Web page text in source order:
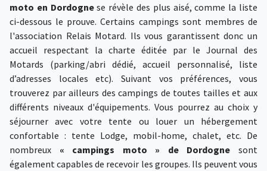
moto en Dordognese révèle des plus aisé, comme la liste
ci-dessous le prouve. Certains campings sont membres de
l'association Relais Motard. Ils vous garantissent donc un
accueil respectant la charte éditée par le Journal des
Motards (parking/abri dédié, accueil personnalisé, liste
d’adresses locales etc). Suivant vos préférences, vous
trouverez par ailleurs des campings de toutes tailles et aux
différents niveaux d'équipements. Vous pourrez au choix y
séjourner avec votre tente ou louer un hébergement
confortable : tente Lodge, mobil-home, chalet, etc. De
nombreux « campings moto » de Dordogne sont
également capables de recevoir les groupes. Ils peuvent vous